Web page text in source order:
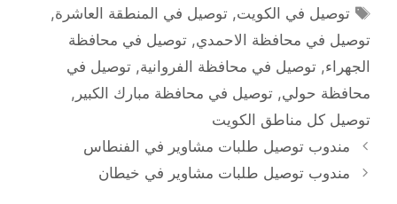
الوسوم
توصيل في الكويت,توصيل في المنطقة العاشرة,
توصيل في محافظة الاحمدي, توصيل في محافظة
الجهراء, توصيل في محافظة الفروانية, توصيل في
محافظة حولي, توصيل في محافظة مبارك الكبير ,
توصيل كل مناطق الكويت
مندوب توصيل طلبات مشاوير في الفنطاس
مندوب توصيل طلبات مشاوير في خيطان